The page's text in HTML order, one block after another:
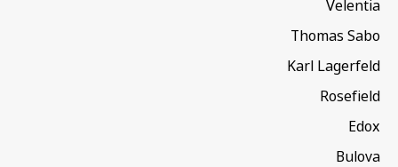
Velentia
Thomas Sabo
Karl Lagerfeld
Rosefield
Edox
Bulova